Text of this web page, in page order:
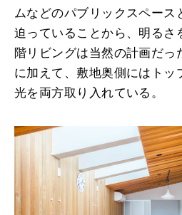
ムなどのパブリックスペース
迫っていることから、明るさ
階リビングは当然の計画だっ
に加えて、敷地奥側にはトッ
光を両方取り入れている。